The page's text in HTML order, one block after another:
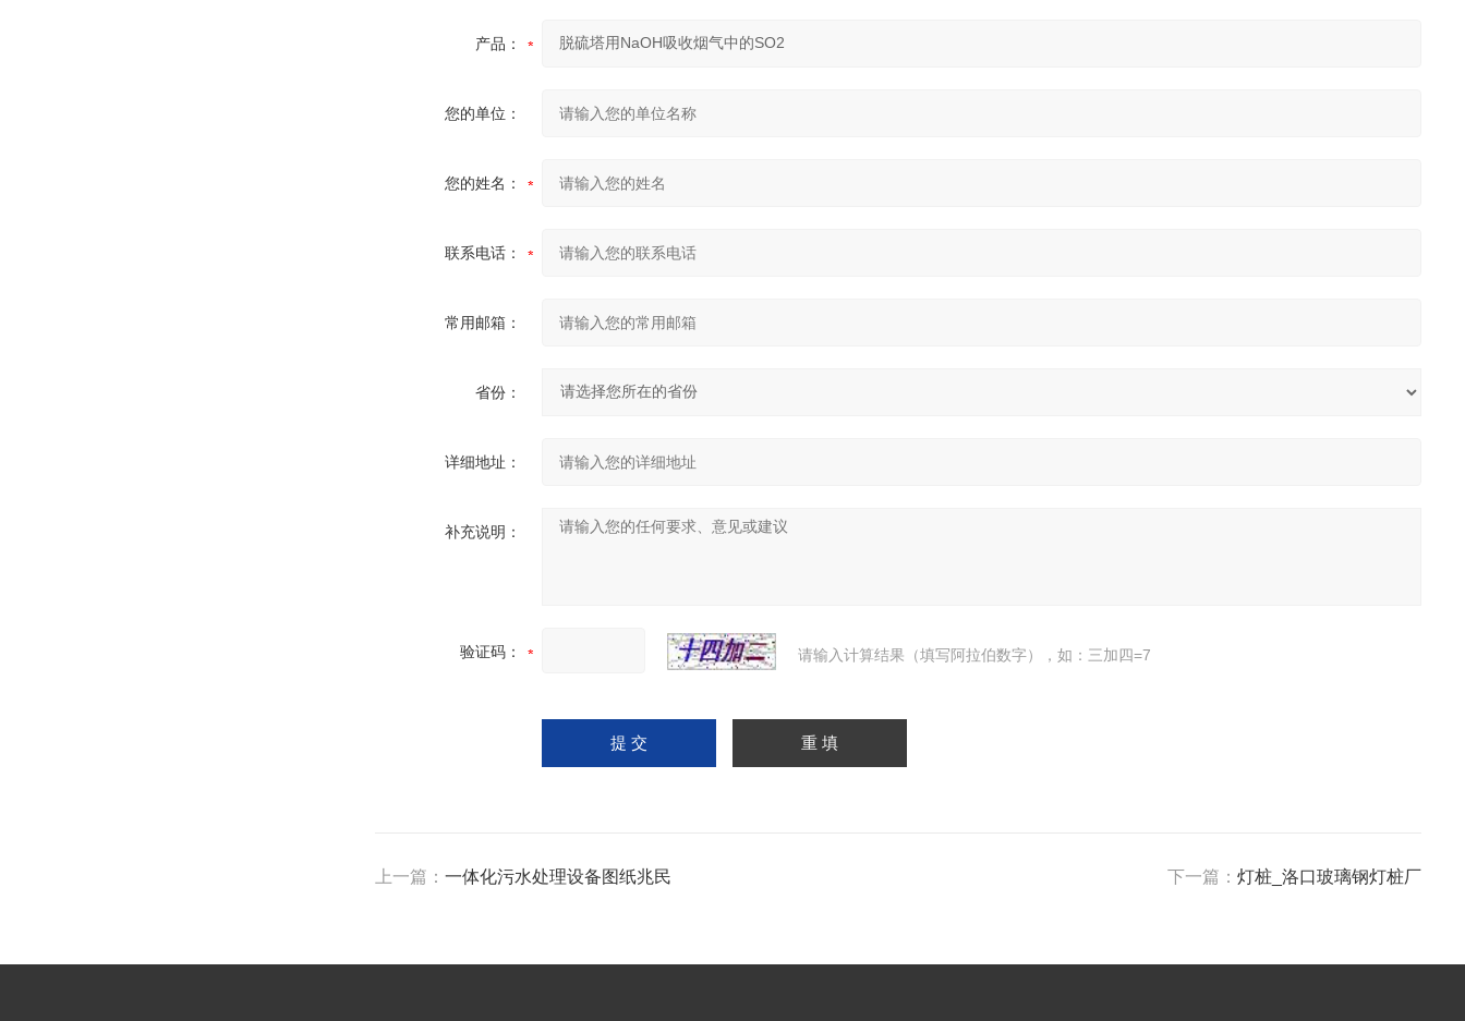
产品：
您的单位：
您的姓名：
联系电话：
常用邮箱：
省份：
详细地址：
补充说明：
验证码： 请输入计算结果（填写阿拉伯数字），如：三加四=7
上一篇： 一体化污水处理设备图纸兆民 下一篇： 灯桩_洛口玻璃钢灯桩厂